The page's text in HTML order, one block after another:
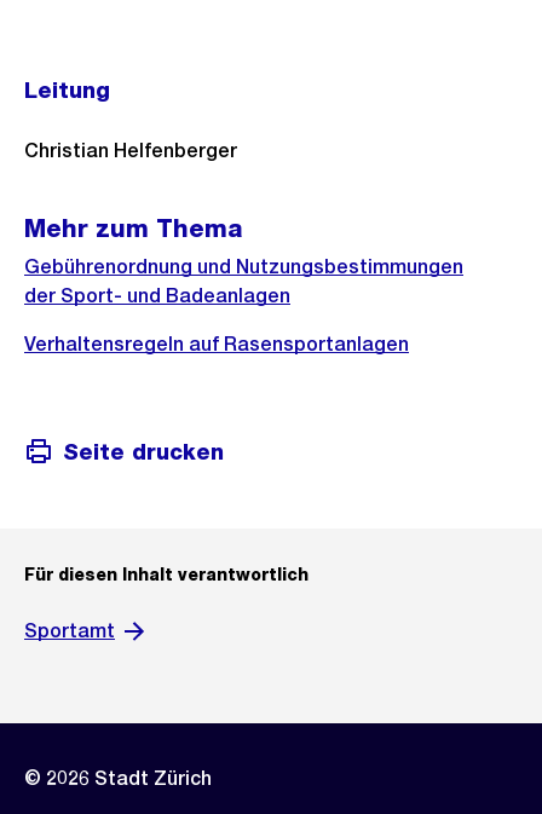
Leitung
Christian Helfenberger
Mehr zum Thema
Gebührenordnung und Nutzungsbestimmungen
der Sport- und Badeanlagen
Verhaltensregeln auf Rasensportanlagen
Seite drucken
Für diesen Inhalt verantwortlich
Sportamt
© 2026 Stadt Zürich